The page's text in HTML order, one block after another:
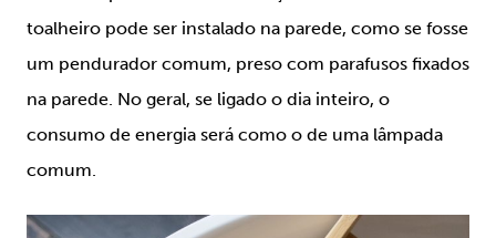
toalheiro pode ser instalado na parede, como se fosse
um pendurador comum, preso com parafusos fixados
na parede. No geral, se ligado o dia inteiro, o
consumo de energia será como o de uma lâmpada
comum.